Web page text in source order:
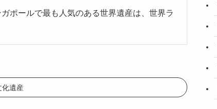
ポールで最も人気のある世界遺産は、世界ラ
遺産